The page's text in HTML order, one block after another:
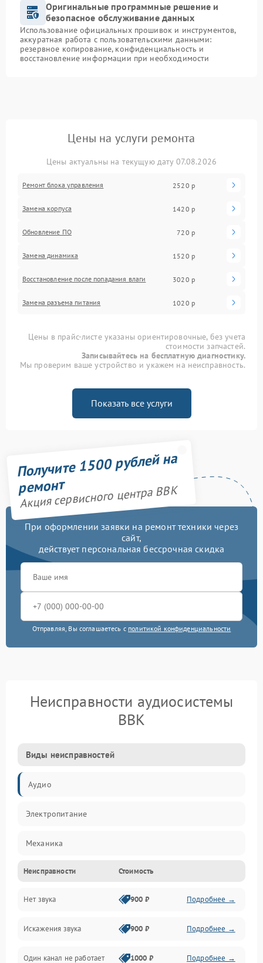
Оригинальные программные решение и
безопасное обслуживание данных
Использование официальных прошивок и инструментов,
аккуратная работа с пользовательскими данными:
резервное копирование, конфиденциальность и
восстановление информации при необходимости
Цены на услуги ремонта
Цены актуальны на текущую дату 07.08.2026
Ремонт блока управления 2520 р
Замена корпуса 1420 р
Обновление ПО 720 р
Замена динамика 1520 р
Восстановление после попадания влаги 3020 р
Замена разъема питания 1020 р
Цены в прайс-листе указаны ориентировочные, без учета
стоимости запчастей.
Записывайтесь на бесплатную диагностику.
Мы проверим ваше устройство и укажем на неисправность.
Показать все услуги
Получите 1500 рублей на
ремонт
Акция сервисного центра BBK
При оформлении заявки на ремонт техники через
сайт,
действует персональная бессрочная скидка
Отправляя, Вы соглашаетесь с политикой конфиденциальности
Неисправности аудиосистемы
BBK
Виды неисправностей
Аудио
Электропитание
Механика
Управление
Корпус/Герметичность
Электронные компоненты
Неисправности Стоимость
Нет звука 900 ₽ Подробнее →
Искажения звука 900 ₽ Подробнее →
Один канал не работает 1000 ₽ Подробнее →